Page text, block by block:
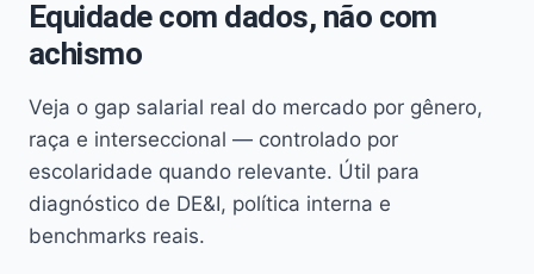
Equidade com dados, não com
achismo
Veja o gap salarial real do mercado por gênero,
raça e interseccional — controlado por
escolaridade quando relevante. Útil para
diagnóstico de DE&I, política interna e
benchmarks reais.